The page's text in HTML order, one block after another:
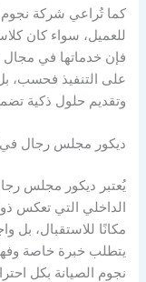
كما تُراعي شركة
للعميل، سواء كان
فإن خدماتها في مجال
على التنفيذ فحسب،
وتقديم حلول ذكية
ديكور مجلس رجال في
يُعتبر ديكور مجلس
الداخلي التي تعكس
مكانًا للاستقبال، بل
يتطلب خبرة خاصة
نجوم الصيانة بكل